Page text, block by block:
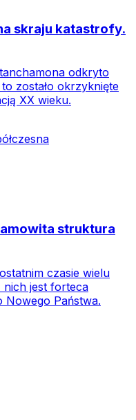
skraju katastrofy.
odkryto
zostało okrzyknięte
XX wieku.
struktura
czasie wielu
jest forteca
Nowego Państwa.